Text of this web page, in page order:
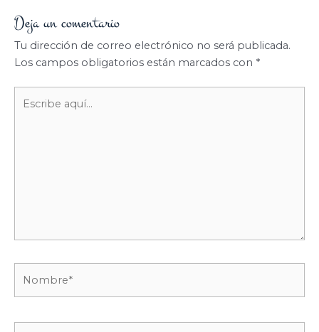
Deja un comentario
Tu dirección de correo electrónico no será publicada.
Los campos obligatorios están marcados con *
aquí...